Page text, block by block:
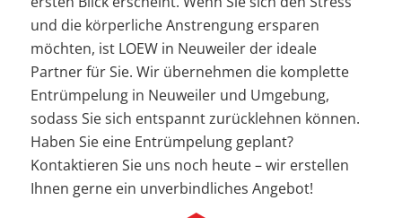
und die körperliche Anstrengung ersparen
möchten, ist LOEW in Neuweiler der ideale
Partner für Sie. Wir übernehmen die komplette
Entrümpelung in Neuweiler und Umgebung,
sodass Sie sich entspannt zurücklehnen können.
Haben Sie eine Entrümpelung geplant?
Kontaktieren Sie uns noch heute – wir erstellen
Ihnen gerne ein unverbindliches Angebot!